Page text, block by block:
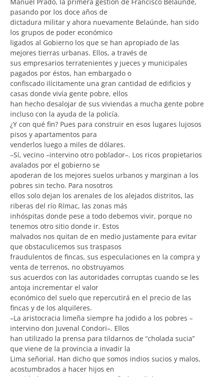
pasando por los doce años de
dictadura militar y ahora nuevamente Belaúnde, han sido
los grupos de poder económico
ligados al Gobierno los que se han apropiado de las
mejores tierras urbanas. Ellos, a través de
sus empresarios terratenientes y jueces y municipales
pagados por éstos, han embargado o
confiscado ilícitamente una gran cantidad de edificios y
casas donde vivía gente pobre, ellos
han hecho desalojar de sus viviendas a mucha gente pobre
incluso con la ayuda de la policía.
¿Y con qué fin? Pues para construir en esos lugares lujosos
pisos y apartamentos para
venderlos luego a miles de dólares.
–Sí, vecino –intervino otro poblador–. Los ricos propietarios
avalados por el gobierno se
apoderan de los mejores suelos urbanos y marginan a los
pobres sin techo. Para nosotros
ellos solo dejan los arenales de los alejados distritos, las
riberas del río Rímac, las zonas más
inhóspitas donde pese a todo debemos vivir, porque no
tenemos otro sitio donde ir. Estos
malvados nos quitan de en medio justamente para evitar
que obstaculicemos sus traspasos
fraudulentos de fincas, sus especulaciones en la compra y
venta de terrenos, no obstruyamos
sus acuerdos con las autoridades corruptas cuando se les
antoja incrementar el valor
económico del suelo que repercutirá en el precio de las
fincas y de los alquileres.
–La aristocracia limeña siempre ha jodido a los pobres –
intervino don Juvenal Condori–. Ellos
han utilizado la prensa para tildarnos de “cholada sucia”
que viene de la provincia a invadir la
Lima señorial. Han dicho que somos indios sucios y malos,
acostumbrados a hacer hijos en